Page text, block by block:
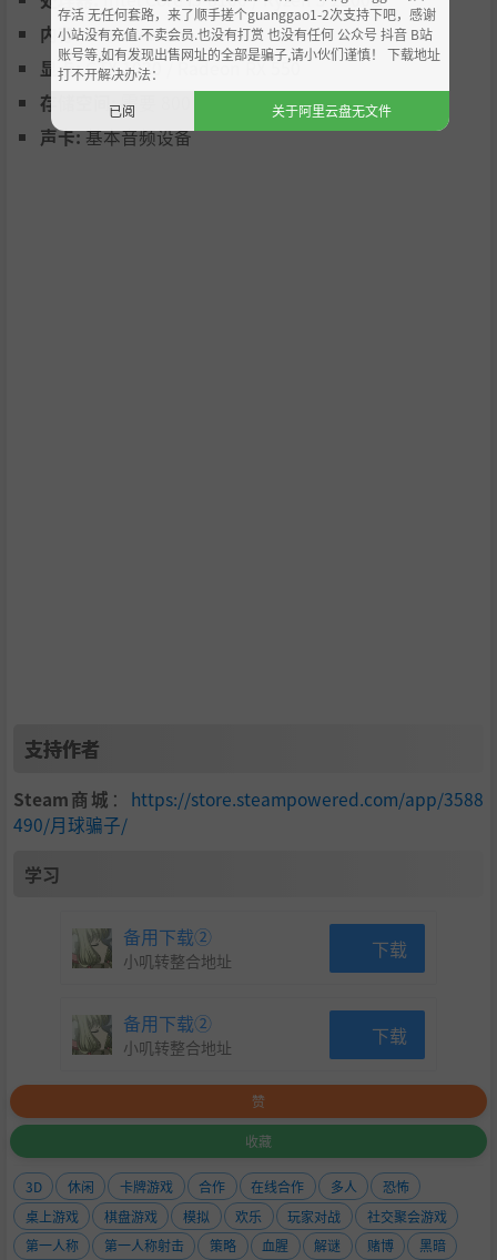
手，去见你的外星神吧，起飞喽，我的朋友！
一张牌都打不出来？那就给你的外星脑袋充气吧，充多
了，脑袋可就要爆炸喽！
内存:4 GB RAM
显卡:GTX 1030 / Radeon RX 550
存储空间:需要 800 MB 可用空间
声卡:基本音频设备
支持作者
Steam商城 ： https://store.steampowered.com/app/3588
490/月球骗子/
学习
备用下载②
小叽转整合地址 下载
备用下载②
小叽转整合地址 下载
赞
收藏
3D 休闲 卡牌游戏 合作 在线合作 多人
恐怖
桌上游戏
棋盘游戏 模拟 欢乐 玩家对战
社交聚会游戏
第一人称
第一人称射击 策略 血腥 解谜 赌博
黑暗
存活 无任何套路，来了顺手搓个guanggao1-2次支持下吧，感谢
小站没有充值.不卖会员.也没有打赏 也没有任何 公众号 抖音 B站
账号等,如有发现出售网址的全部是骗子,请小伙们谨慎！ 下载地址
打不开解决办法：
已阅
关于阿里云盘无文件